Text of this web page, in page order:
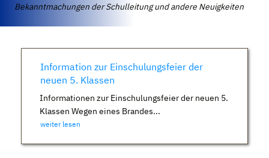
Bekanntmachungen der Schulleitung und andere Neuigkeiten
Information zur Einschulungsfeier der
neuen 5. Klassen
Informationen zur Einschulungsfeier der neuen 5.
Klassen Wegen eines Brandes...
weiter lesen